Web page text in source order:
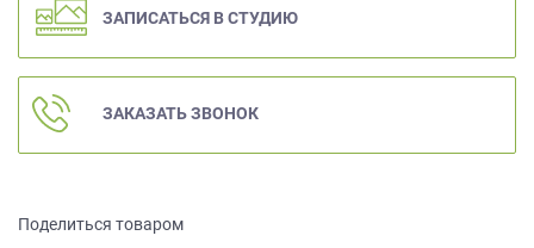
ЗАПИСАТЬСЯ В СТУДИЮ
ЗАКАЗАТЬ ЗВОНОК
Поделиться товаром
данных
метрическими
программами
порядке
обработки